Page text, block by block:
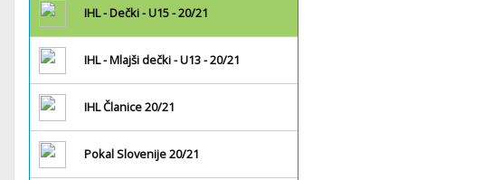
IHL - Dečki - U15 - 20/21
IHL - Mlajši dečki - U13 - 20/21
IHL Članice 20/21
Pokal Slovenije 20/21